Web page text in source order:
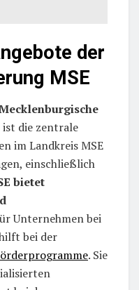
der
MSE
ist die zentrale
im Landkreis MSE
einschließlich
bietet
Unternehmen bei
bei der
. Sie